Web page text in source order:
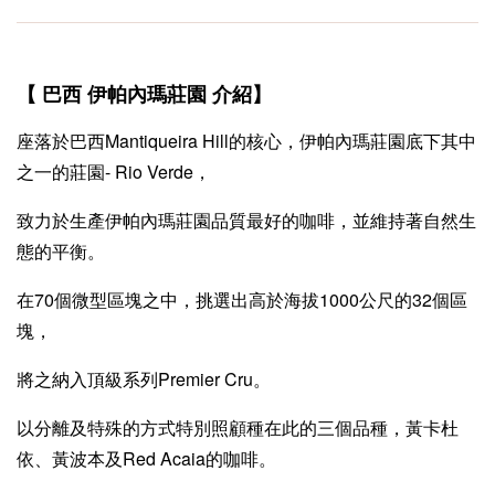
【 巴西 伊帕內瑪莊園 介紹】
座落於巴西Mantiqueira Hill的核心，伊帕內瑪莊園底下其中
之一的莊園- Rio Verde，
致力於生產伊帕內瑪莊園品質最好的咖啡，並維持著自然生
態的平衡。
在70個微型區塊之中，挑選出高於海拔1000公尺的32個區
塊，
將之納入頂級系列Premier Cru。
以分離及特殊的方式特別照顧種在此的三個品種，黃卡杜
依、黃波本及Red Acaia的咖啡。